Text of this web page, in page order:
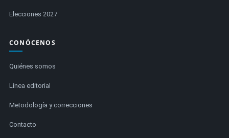
Elecciones 2027
CONÓCENOS
Quiénes somos
Línea editorial
Metodología y correcciones
Contacto